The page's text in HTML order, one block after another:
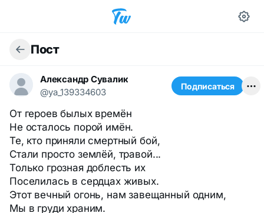
Пост
Александр Сувалик
@ya_139334603
Подписаться
От героев былых времён
Не осталось порой имён.
Те, кто приняли смертный бой,
Стали просто землёй, травой...
Только грозная доблесть их
Поселилась в сердцах живых.
Этот вечный огонь, нам завещанный одним,
Мы в груди храним.